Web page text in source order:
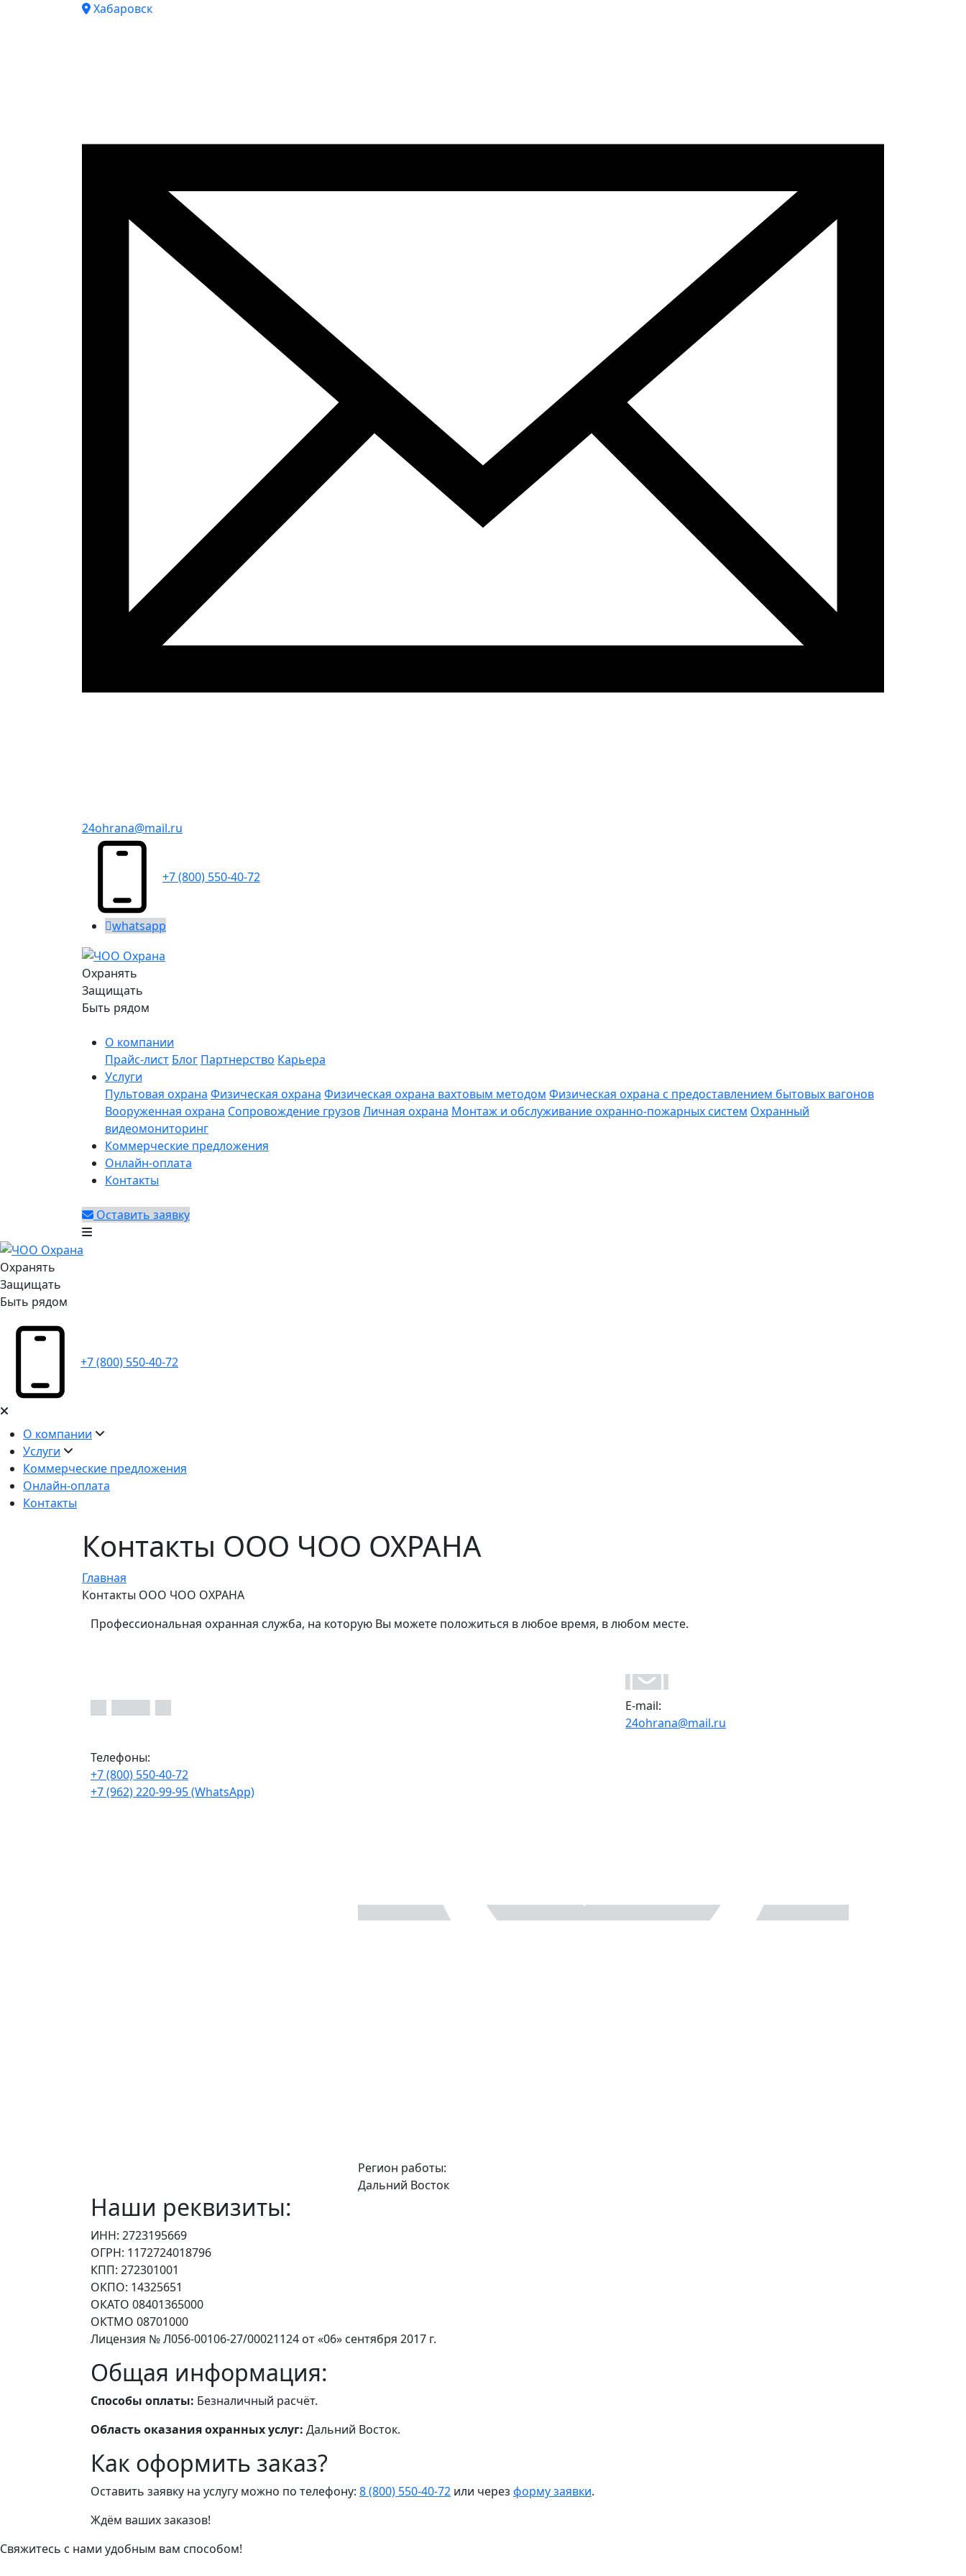
Хабаровск
24ohrana@mail.ru
+7 (800) 550-40-72
whatsapp
Охранять
Защищать
Быть рядом
О компании
Прайс-лист Блог Партнерство Карьера
Услуги
Пультовая охрана Физическая охрана Физическая охрана вахтовым методом Физическая охрана с предоставлением бытовых вагонов
Вооруженная охрана Сопровождение грузовЛичная охрана Монтаж и обслуживание охранно-пожарных систем Охранный
видеомониторинг
Коммерческие предложения
Онлайн-оплата
Контакты
Оставить заявку
Охранять
Защищать
Быть рядом
+7 (800) 550-40-72
О компании
Услуги
Коммерческие предложения
Онлайн-оплата
Контакты
Контакты ООО ЧОО ОХРАНА
Главная
Контакты ООО ЧОО ОХРАНА
Профессиональная охранная служба, на которую Вы можете положиться в любое время, в любом месте.
Телефоны:
+7 (800) 550-40-72
+7 (962) 220-99-95 (WhatsApp)
Регион работы:
Дальний Восток
E-mail:
24ohrana@mail.ru
Наши реквизиты:
ИНН: 2723195669
ОГРН: 1172724018796
КПП: 272301001
ОКПО: 14325651
ОКАТО 08401365000
ОКТМО 08701000
Лицензия № Л056-00106-27/00021124 от «06» сентября 2017 г.
Общая информация:
Способы оплаты: Безналичный расчёт.
Область оказания охранных услуг: Дальний Восток.
Как оформить заказ?
Оставить заявку на услугу можно по телефону: 8 (800) 550-40-72 или через форму заявки.
Ждём ваших заказов!
Свяжитесь с нами удобным вам способом!